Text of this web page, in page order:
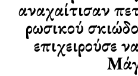
αναχαίτισαν
ρωσικού
επιχειρούσε